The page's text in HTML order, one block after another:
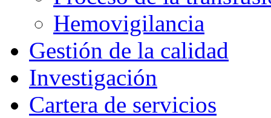
Hemovigilancia
Gestión de la calidad
Investigación
Cartera de servicios